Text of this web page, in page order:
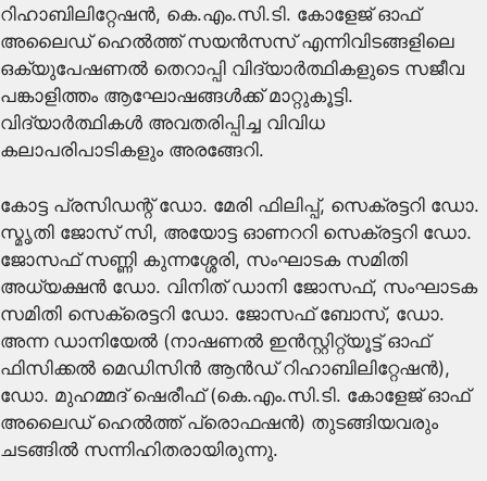
റിഹാബിലിറ്റേഷൻ, കെ.എം.സി.ടി. കോളേജ് ഓഫ്
അലൈഡ് ഹെൽത്ത് സയൻസസ് എന്നിവിടങ്ങളിലെ
ഒക്യുപേഷണൽ തെറാപ്പി വിദ്യാർത്ഥികളുടെ സജീവ
പങ്കാളിത്തം ആഘോഷങ്ങൾക്ക് മാറ്റുകൂട്ടി.
വിദ്യാർത്ഥികൾ അവതരിപ്പിച്ച വിവിധ
കലാപരിപാടികളും അരങ്ങേറി.
കോട്ട പ്രസിഡന്റ് ഡോ. മേരി ഫിലിപ്പ്, സെക്രട്ടറി ഡോ.
സ്മൃതി ജോസ് സി, അയോട്ട ഓണററി സെക്രട്ടറി ഡോ.
ജോസഫ് സണ്ണി കുന്നശ്ശേരി, സംഘാടക സമിതി
അധ്യക്ഷൻ ഡോ. വിനിത് ഡാനി ജോസഫ്, സംഘാടക
സമിതി സെക്രെട്ടറി ഡോ. ജോസഫ് ബോസ്, ഡോ.
അന്ന ഡാനിയേൽ (നാഷണൽ ഇൻസ്റ്റിറ്റ്യൂട്ട് ഓഫ്
ഫിസിക്കൽ മെഡിസിൻ ആൻഡ് റിഹാബിലിറ്റേഷൻ),
ഡോ. മുഹമ്മദ് ഷെരീഫ് (കെ.എം.സി.ടി. കോളേജ് ഓഫ്
അലൈഡ് ഹെൽത്ത് പ്രൊഫഷൻ) തുടങ്ങിയവരും
ചടങ്ങിൽ സന്നിഹിതരായിരുന്നു.